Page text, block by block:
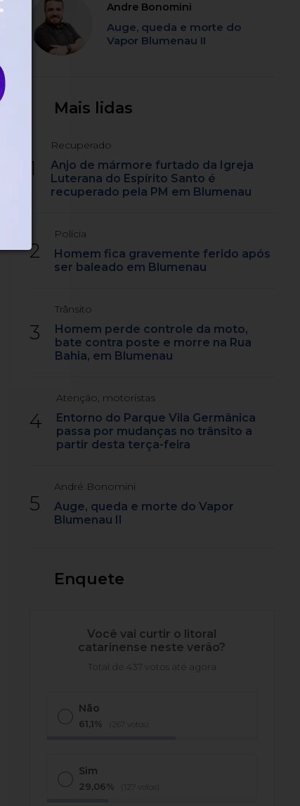
Andre Bonomini
Auge, queda e morte do
Vapor Blumenau II
Mais lidas
1
Recuperado
Anjo de mármore furtado da Igreja
Luterana do Espírito Santo é
recuperado pela PM em Blumenau
2
Polícia
Homem fica gravemente ferido após
ser baleado em Blumenau
3
Trânsito
Homem perde controle da moto,
bate contra poste e morre na Rua
Bahia, em Blumenau
4
Atenção, motoristas
Entorno do Parque Vila Germânica
passa por mudanças no trânsito a
partir desta terça-feira
5
André Bonomini
Auge, queda e morte do Vapor
Blumenau II
Enquete
Você vai curtir o litoral
catarinense neste verão?
Total de 437 votos até agora
Não
61,1% (267 votos)
Sim
29,06% (127 votos)